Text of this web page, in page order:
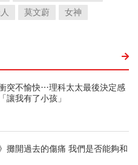
莫文蔚 女神
突不愉快…理科太太最後決定感
讓我有了小孩」
攤開過去的傷痛 我們是否能夠和